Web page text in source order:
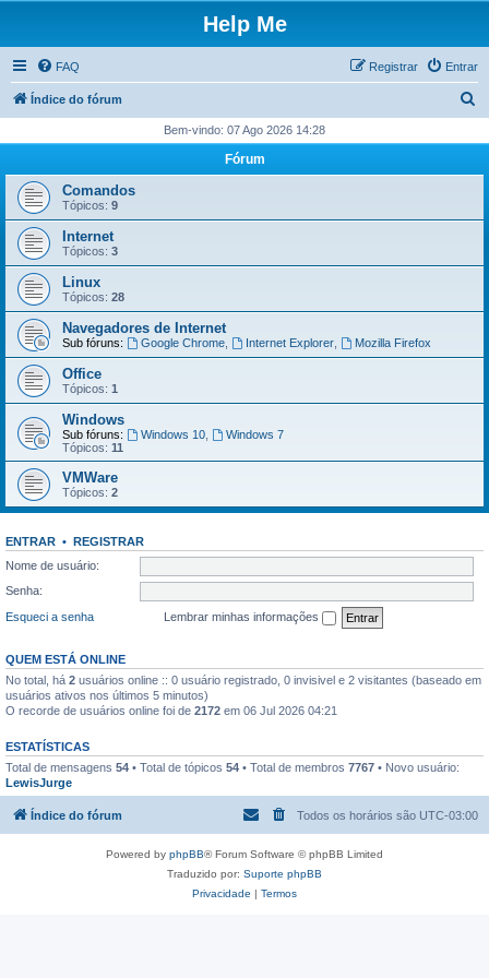
Help Me
FAQ Entrar
Registrar
Índice do fórum
q
Bem-vindo: 07 Ago 2026 14:28
Fórum
Comandos
Tópicos: 9
Internet
Tópicos: 3
Linux
Tópicos: 28
Navegadores de Internet
Sub fóruns: Google Chrome, Internet Explorer, Mozilla Firefox
Office
Tópicos: 1
Windows
Sub fóruns: Windows 10,
Windows 7
Tópicos: 11
VMWare
Tópicos: 2
ENTRAR • REGISTRAR
Nome de usuário:
Senha:
Esqueci a senha
Lembrar minhas informações
QUEM ESTÁ ONLINE
No total, há 2 usuários online :: 0 usuário registrado, 0 invisivel e 2 visitantes (baseado em
usuários ativos nos últimos 5 minutos)
O recorde de usuários online foi de 2172 em 06 Jul 2026 04:21
ESTATÍSTICAS
Total de mensagens 54 • Total de tópicos 54 • Total de membros 7767 • Novo usuário:
LewisJurge
Índice do fórum Todos os horários são UTC-03:00
Powered by phpBB® Forum Software © phpBB Limited
Traduzido por: Suporte phpBB
Privacidade | Termos